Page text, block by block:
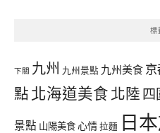
標
下關 九州 九州景點 九州美食
點北海道美食北陸四
景點 山陽美食心情拉麵 日